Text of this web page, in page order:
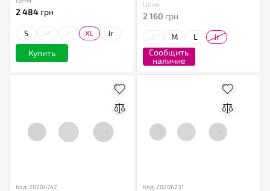
2 484 грн
S XL Jr
Купить
Цена:
2 160 грн
M L Jr
Сообщить
наличие
Код: 20204742 Код: 20206231